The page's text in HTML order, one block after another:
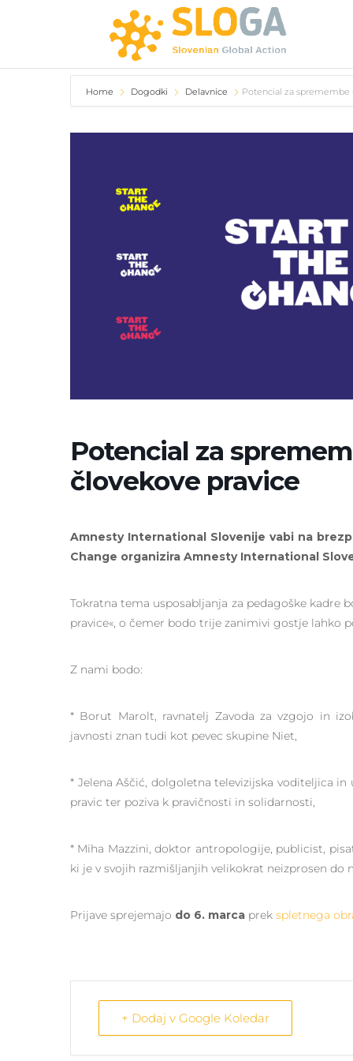
Home Dogodki Delavnice Potencial za
Potencial za
človekove pravice
Amnesty International Slovenije vabi na
Change organizira Amnesty International
Tokratna tema usposabljanja za pedagoške kadre
pravice«, o čemer bodo trije zanimivi gostje lahko
Z nami bodo:
* Borut Marolt, ravnatelj Zavoda za vzgojo in
javnosti znan tudi kot pevec skupine Niet,
* Jelena Aščić, dolgoletna televizijska voditeljica
pravic ter poziva k pravičnosti in solidarnosti,
* Miha Mazzini, doktor antropologije, publicist,
ki je v svojih razmišljanjih velikokrat neizprosen do
Prijave sprejemajo do 6. marca prek spletnega
+ Dodaj v Google Koledar